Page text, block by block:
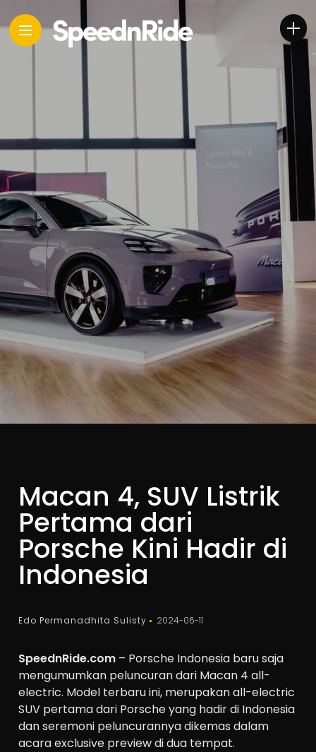
Macan 4, SUV Listrik
Pertama dari
Porsche Kini Hadir di
Indonesia
Edo Permanadhita Sulisty 2024-06-11
SpeednRide.com – Porsche Indonesia baru saja
mengumumkan peluncuran dari Macan 4 all-
electric. Model terbaru ini, merupakan all-electric
SUV pertama dari Porsche yang hadir di Indonesia
dan seremoni peluncurannya dikemas dalam
acara exclusive preview di dua tempat.